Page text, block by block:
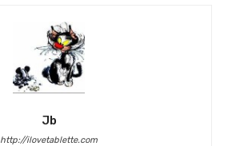
Jb
http://ilovetablette.com